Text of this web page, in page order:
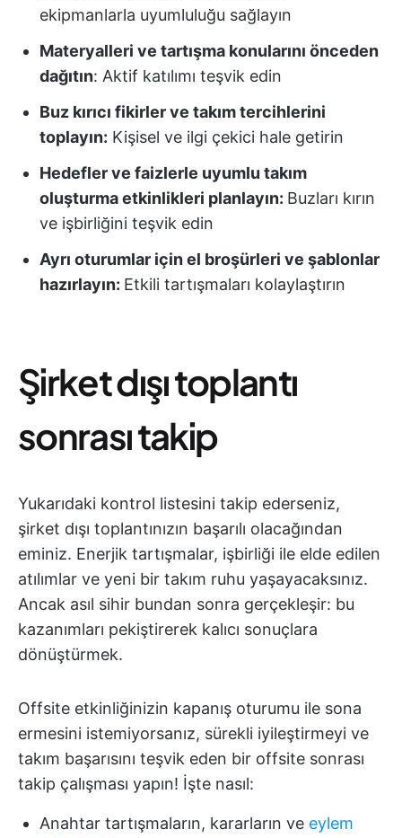
ekipmanlarla uyumluluğu sağlayın
Materyalleri ve tartışma konularını önceden
dağıtın: Aktif katılımı teşvik edin
Buz kırıcı fikirler ve takım tercihlerini
toplayın: Kişisel ve ilgi çekici hale getirin
Hedefler ve faizlerle uyumlu takım
oluşturma etkinlikleri planlayın: Buzları kırın
ve işbirliğini teşvik edin
Ayrı oturumlar için el broşürleri ve şablonlar
hazırlayın: Etkili tartışmaları kolaylaştırın
Şirket dışı toplantı
sonrası takip
Yukarıdaki kontrol listesini takip ederseniz,
şirket dışı toplantınızın başarılı olacağından
eminiz. Enerjik tartışmalar, işbirliği ile elde edilen
atılımlar ve yeni bir takım ruhu yaşayacaksınız.
Ancak asıl sihir bundan sonra gerçekleşir: bu
kazanımları pekiştirerek kalıcı sonuçlara
dönüştürmek.
Offsite etkinliğinizin kapanış oturumu ile sona
ermesini istemiyorsanız, sürekli iyileştirmeyi ve
takım başarısını teşvik eden bir offsite sonrası
takip çalışması yapın! İşte nasıl:
Anahtar tartışmaların, kararların ve eylem